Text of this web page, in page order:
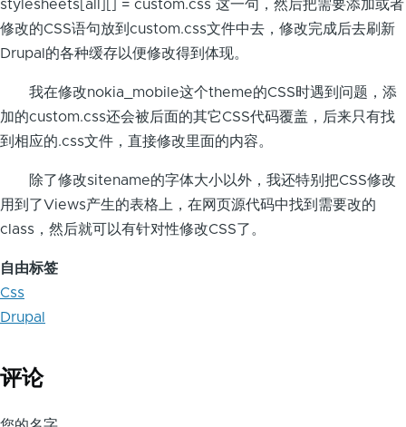
stylesheets[all][] = custom.css 这一句，然后把需要添加或者
修改的CSS语句放到custom.css文件中去，修改完成后去刷新
Drupal的各种缓存以便修改得到体现。
我在修改nokia_mobile这个theme的CSS时遇到问题，添
加的custom.css还会被后面的其它CSS代码覆盖，后来只有找
到相应的.css文件，直接修改里面的内容。
除了修改sitename的字体大小以外，我还特别把CSS修改
用到了Views产生的表格上，在网页源代码中找到需要改的
class，然后就可以有针对性修改CSS了。
自由标签
Css
Drupal
评论